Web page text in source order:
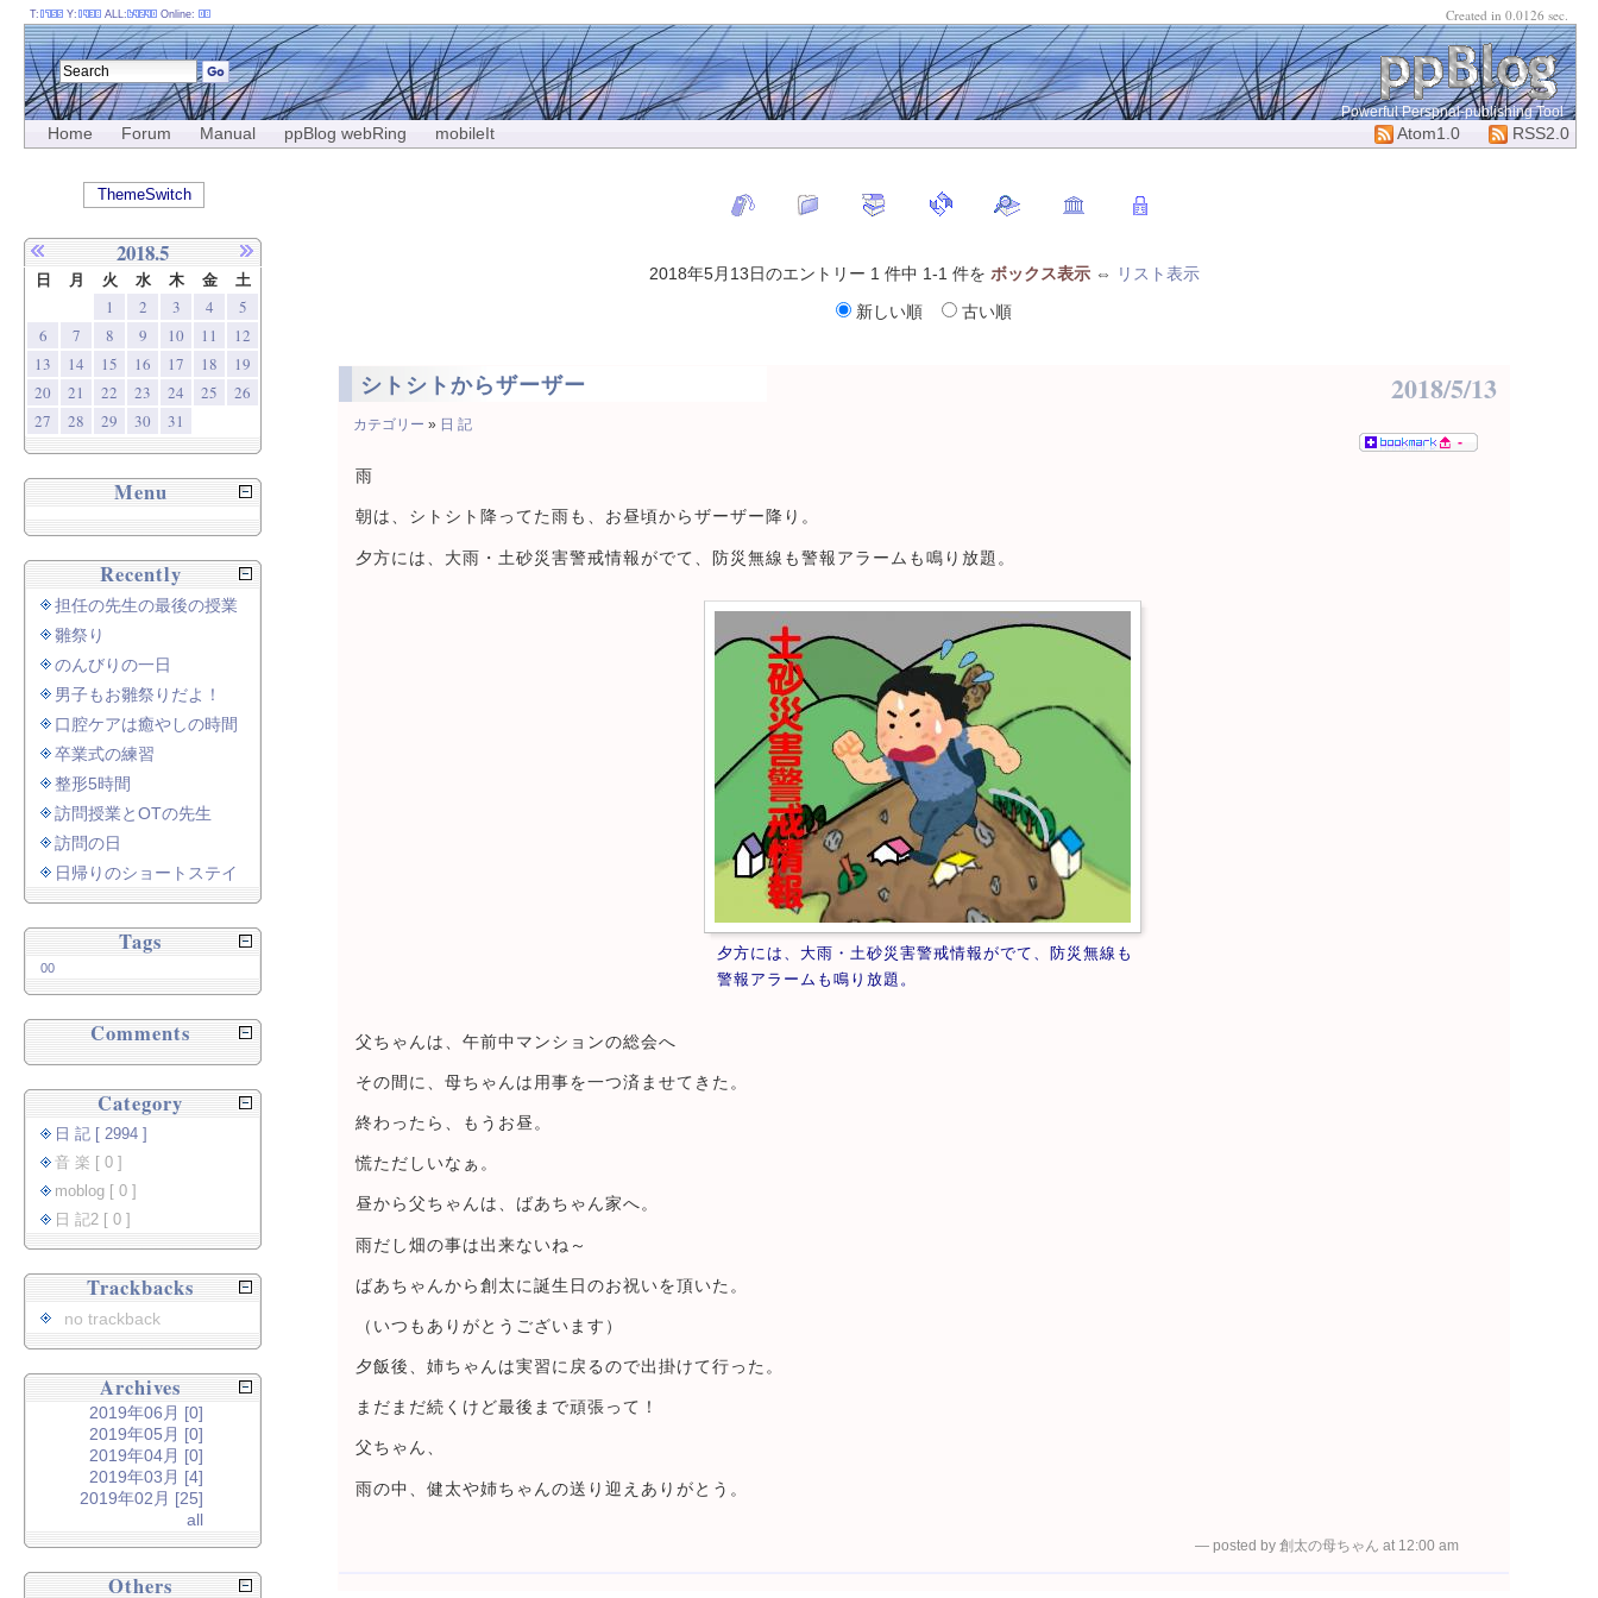
Powerful Perspnal-publishing Tool
Home Forum Manual ppBlog webRing mobileIt RSS2.0
Atom1.0
2018年5月13日のエントリー 1 件中 1-1 件を ボックス表示⇔
リスト表示
新しい順
古い順
シトシトからザーザー 2018/5/13
カテゴリー » 日 記
-
雨
朝は、シトシト降ってた雨も、お昼頃からザーザー降り。
夕方には、大雨・土砂災害警戒情報がでて、防災無線も警報アラームも鳴り放題。
夕方には、大雨・土砂災害警戒情報がでて、防災無線も
警報アラームも鳴り放題。
父ちゃんは、午前中マンションの総会へ
その間に、母ちゃんは用事を一つ済ませてきた。
終わったら、もうお昼。
慌ただしいなぁ。
昼から父ちゃんは、ばあちゃん家へ。
雨だし畑の事は出来ないね～
ばあちゃんから創太に誕生日のお祝いを頂いた。
（いつもありがとうございます）
夕飯後、姉ちゃんは実習に戻るので出掛けて行った。
まだまだ続くけど最後まで頑張って！
父ちゃん、
雨の中、健太や姉ちゃんの送り迎えありがとう。
— posted by 創太の母ちゃん at 12:00 am
T: Y: ALL: Online:
ThemeSwitch
Created in 0.0126 sec.
2018.5
日 月 火 水 木 金 土
1 2 3 4
5
6
7 8 9 10 11
12
13
14 15 16 17 18
19
20
21 22 23 24 25
26
27
28 29 30 31
Menu
Recently
担任の先生の最後の授業
雛祭り
のんびりの一日
男子もお雛祭りだよ！
口腔ケアは癒やしの時間
卒業式の練習
整形5時間
訪問授業とOTの先生
訪問の日
日帰りのショートステイ
Tags
00
Comments
Category
日 記 [ 2994 ]
音 楽 [ 0 ]
moblog [ 0 ]
日 記2 [ 0 ]
Trackbacks
no trackback
Archives
2019年06月 [0]
2019年05月 [0]
2019年04月 [0]
2019年03月 [4]
2019年02月 [25]
all
Others